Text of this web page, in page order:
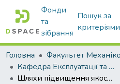
Фонди
та
зібрання
Пошук за
критеріями
Головна
Кафедра Експлуатації та технічного сервісу машин
Шляхи підвищення якості виробництва біодобрив